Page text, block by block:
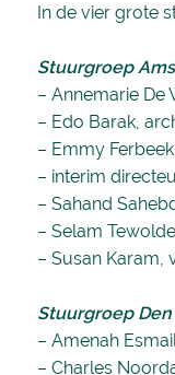
In de vier grote
Stuurgroep
– Annemarie De
– Edo Barak,
– Emmy
– interim
– Sahand
– Selam
– Susan Karam,
Stuurgroep Den
– Amenah
– Charles